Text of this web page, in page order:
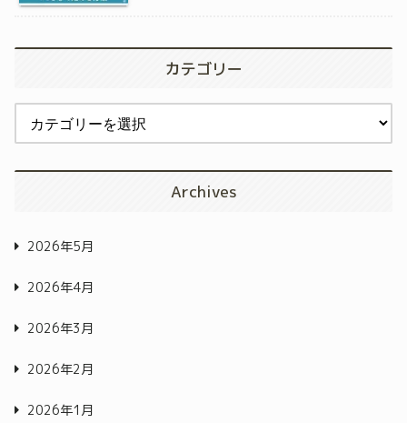
カテゴリー
Archives
2026年5月
2026年4月
2026年3月
2026年2月
2026年1月